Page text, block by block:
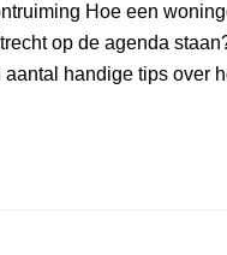
Hoe een
op de agenda
aantal handige tips over